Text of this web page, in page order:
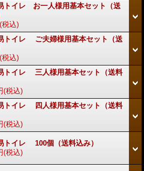
トイレ お一人様用基本セット（送
(税込)
トイレ ご夫婦様用基本セット（送
(税込)
トイレ 三人様用基本セット（送料
(税込)
トイレ 四人様用基本セット（送料
(税込)
トイレ 100個（送料込み）
(税込)